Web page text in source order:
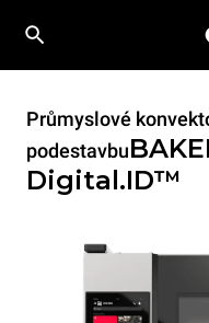
Průmyslové
podestavbu
Digital.ID™